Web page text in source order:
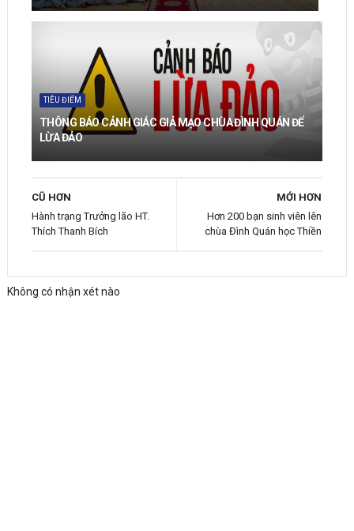
TIÊU ĐIỂM
THÔNG BÁO CẢNH GIÁC GIẢ MẠO CHÙA ĐÌNH QUÁN ĐỂ
LỪA ĐẢO
MỚI HƠN
Hơn 200 bạn sinh viên lên
chùa Đình Quán học Thiền
CŨ HƠN
Hành trạng Trưởng lão HT.
Thích Thanh Bích
Không có nhận xét nào